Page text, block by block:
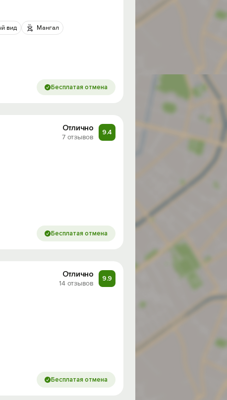
вид
Мангал
Бесплатая отмена
Отлично
7 отзывов
9.4
Бесплатая отмена
Отлично
14 отзывов
9.9
Бесплатая отмена